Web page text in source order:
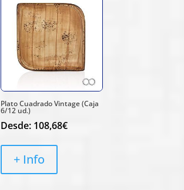
Plato Cuadrado Vintage (Caja
6/12 ud.)
Desde: 108,68€
+ Info